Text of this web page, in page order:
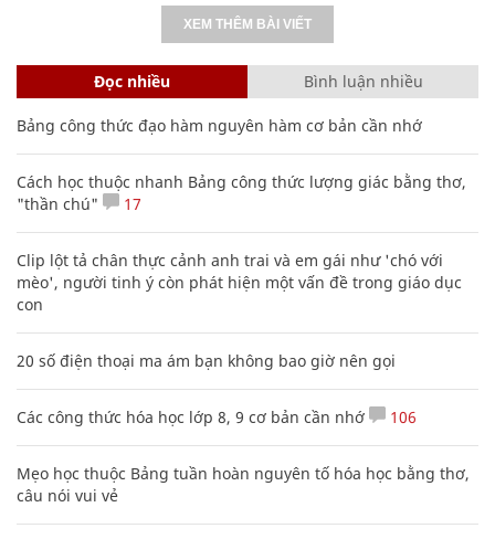
XEM THÊM BÀI VIẾT
Đọc nhiều Bình luận nhiều
Bảng công thức đạo hàm nguyên hàm cơ bản cần nhớ
Cách học thuộc nhanh Bảng công thức lượng giác bằng thơ,
"thần chú"
17
Clip lột tả chân thực cảnh anh trai và em gái như 'chó với
mèo', người tinh ý còn phát hiện một vấn đề trong giáo dục
con
20 số điện thoại ma ám bạn không bao giờ nên gọi
Các công thức hóa học lớp 8, 9 cơ bản cần nhớ 106
Mẹo học thuộc Bảng tuần hoàn nguyên tố hóa học bằng thơ,
câu nói vui vẻ